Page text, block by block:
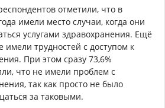
отметили, что в
имели место случаи, когда они
услугами здравохранения. Ещё
трудностей с доступом к
При этом сразу 73,6%
что не имели проблем с
так как просто не было
за таковыми.